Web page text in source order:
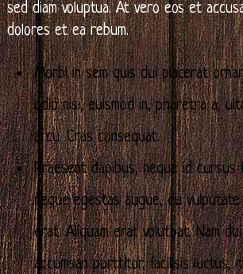
sed diam voluptua. At vero eos et
dolores et ea rebum.
Morbi in sem quis dui placerat
odio nisi, euismod in, pharetra a,
arcu. Cras consequat.
Praesent dapibus, neque id
neque egestas augue, eu vulputate
erat. Aliquam erat volutpat. Nam
accumsan porttitor, facilisis luctus,